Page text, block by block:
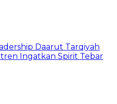
Daarut Tarqiyah
Ingatkan Spirit Tebar